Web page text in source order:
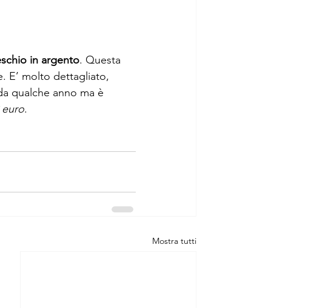
in argento. Questa
E’ molto dettagliato,
qualche anno ma è
euro.
Mostra tutti